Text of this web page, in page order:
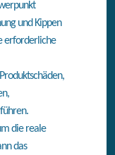
und Kippen
erforderliche
die reale
das